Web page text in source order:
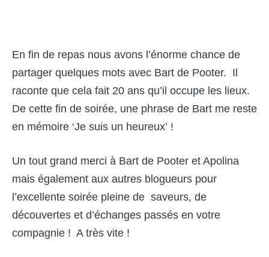
En fin de repas nous avons l’énorme chance de
partager quelques mots avec Bart de Pooter. Il
raconte que cela fait 20 ans qu’il occupe les lieux.
De cette fin de soirée, une phrase de Bart me reste
en mémoire ‘Je suis un heureux’ !
Un tout grand merci à Bart de Pooter et Apolina
mais également aux autres blogueurs pour
l’excellente soirée pleine de saveurs, de
découvertes et d’échanges passés en votre
compagnie ! A très vite !